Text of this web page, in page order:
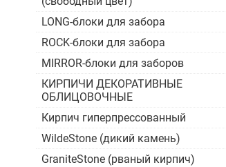
LONG-блоки для забора
ROCK-блоки для забора
MIRROR-блоки для заборов
КИРПИЧИ ДЕКОРАТИВНЫЕ
ОБЛИЦОВОЧНЫЕ
Кирпич гиперпрессованный
WildeStone (дикий камень)
GraniteStone (рваный кирпич)